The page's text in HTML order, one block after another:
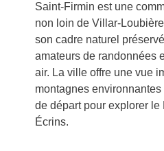
Saint-Firmin est une
non loin de Villar-
son cadre naturel
amateurs de randonnées
air. La ville offre une vue
montagnes
de départ pour explorer le
Écrins.